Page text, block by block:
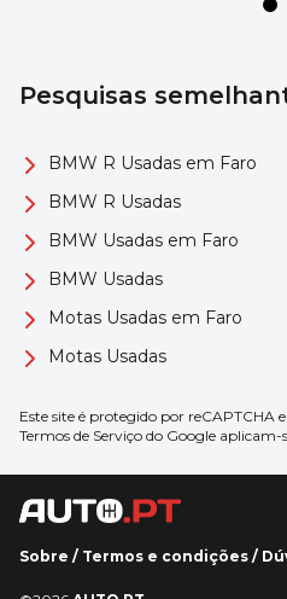
Pesquisas
BMW R Usadas em Faro
BMW R Usadas
BMW Usadas em Faro
BMW Usadas
Motas Usadas em Faro
Motas Usadas
Este site é protegido por reCAPTCHA e
Termos de Serviço do Google aplicam-
Sobre / Termos e condições /